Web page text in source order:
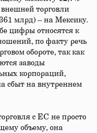
торговли
млрд) – на Мексику.
цифры относятся к
по факту речь
обороте, так как
заводы
корпораций,
сбыт на внутреннем
с ЕС не просто
объему, она